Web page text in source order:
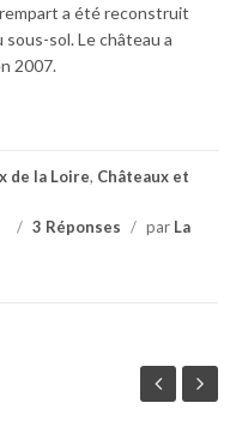
a été reconstruit
sol. Le château a
2007.
de la Loire, Châteaux et
/ 3 Réponses / par La